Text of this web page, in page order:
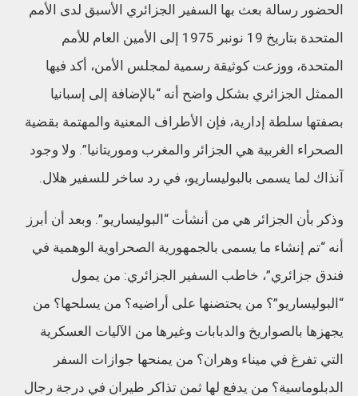
الحضور رسالة بعث بها السفير الجزائري الأسبق لدى الأمم
المتحدة بتاريخ 19 نونبر 1975 إلى الأمين العام للأمم
المتحدة، ووزعت كوثيقة رسمية لمجلس الأمن، أكد فيها
الممثل الجزائري بشكل واضح أنه “بالإضافة إلى إسبانيا
بصفتها سلطة إدارية، فإن الأطراف المعنية والمهتمة بقضية
الصحراء الغربية هي الجزائر والمغرب وموريتانيا”. ولا وجود
آنذاك لما يسمى بالبوليساريو، في رد ساخر للسفير هلال.
وذكر بأن الجزائر هي من أنشأت “البوليساريو”. وبعد أن أبرز
أنه “تم إنشاء ما يسمى بالجمهورية الصحراوية الوهمية في
فندق جزائري”، خاطب السفير الجزائري: من يمول
“البوليساريو”؟ من يحتضنها على أراضيه؟ من يسلحها؟ من
يجهزها بالصواريخ والدبابات وغيرها من الآليات العسكرية
التي تفرغ في ميناء وهران؟ من يمنحها جوازات السفر
الدبلوماسية؟ من يدفع لها ثمن تذاكر طيران في درجة رجال